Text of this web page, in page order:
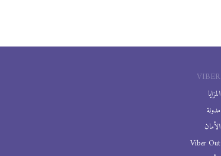
VIBER
المزايا
مدونة
الأمان
Viber Out